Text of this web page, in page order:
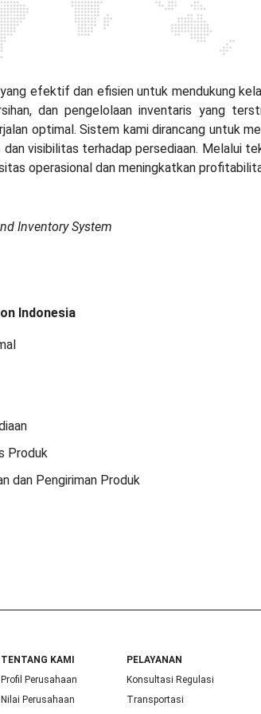
efektif dan efisien untuk mendukung
dan pengelolaan inventaris yang
optimal. Sistem kami dirancang untuk
visibilitas terhadap persediaan. Melalui
operasional dan meningkatkan
Inventory System
Indonesia
Produk
dan Pengiriman Produk
TENTANG KAMI
Profil Perusahaan
Nilai Perusahaan
PELAYANAN
Konsultasi Regulasi
Transportasi